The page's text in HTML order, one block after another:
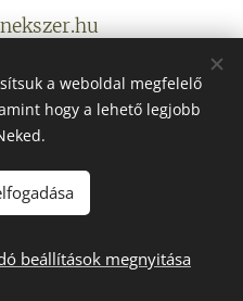
működteti
a weboldal megfelelő
hogy a lehető legjobb
beállítások megnyitása